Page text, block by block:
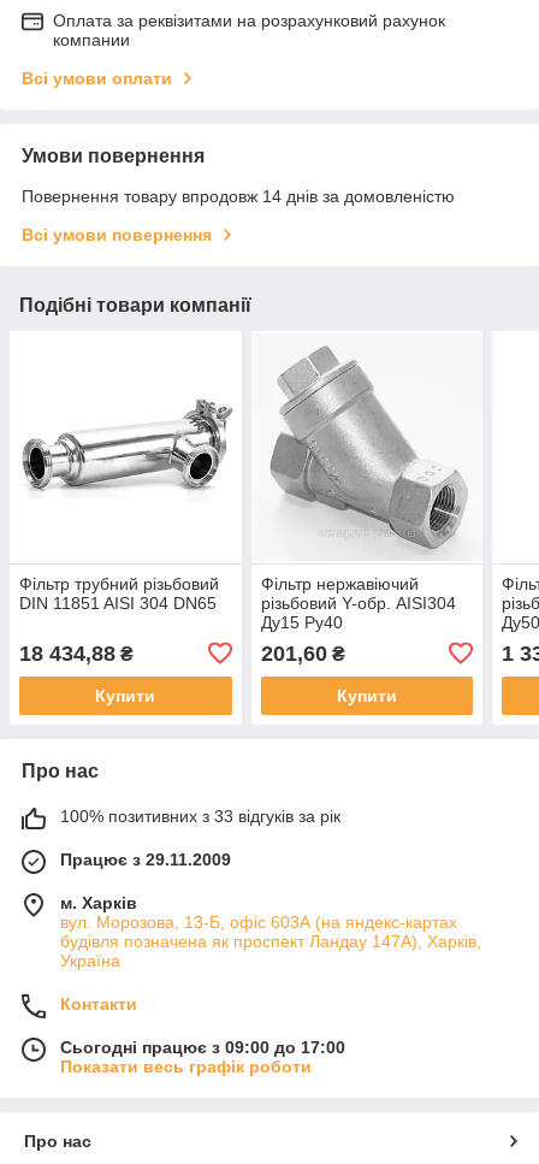
Оплата за реквізитами на розрахунковий рахунок
компании
Всі умови оплати
Умови повернення
Повернення товару впродовж 14 днів за домовленістю
Всі умови повернення
Подібні товари компанії
Фільтр трубний різьбовий
DIN 11851 AISI 304 DN65
18 434,88 ₴
Купити
Фільтр нержавіючий
різьбовий Y-обр. AISI304
Ду15 Ру40
201,60₴
Купити
1
Про нас
100% позитивних з 33 відгуків за рік
Працює з 29.11.2009
м. Харків
вул. Морозова, 13-Б, офіс 603А (на яндекс-картах
будівля позначена як проспект Ландау 147А), Харків,
Україна
Контакти
Сьогодні працює з 09:00 до 17:00
Показати весь графік роботи
Про нас